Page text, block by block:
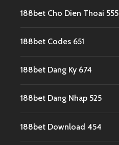
188bet Cho Dien Thoai 555
188bet Codes 651
188bet Dang Ky 674
188bet Dang Nhap 525
188bet Download 454